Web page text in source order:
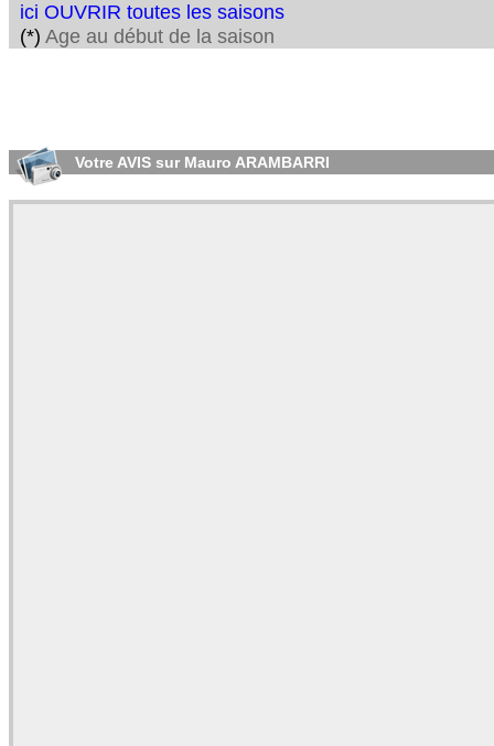
ici OUVRIR toutes les saisons
(*) Age au début de la saison
Votre AVIS sur Mauro ARAMBARRI